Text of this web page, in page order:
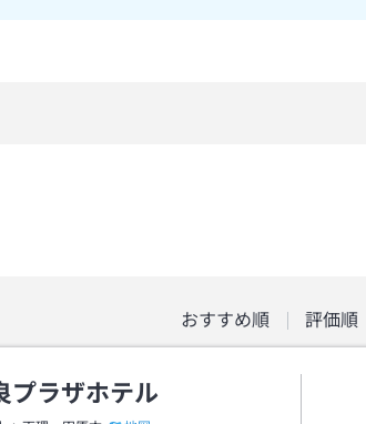
おすすめ順 評価順
プラザホテル